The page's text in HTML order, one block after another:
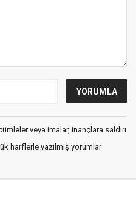
veya imalar, inançlara saldırı
harflerle yazılmış yorumlar